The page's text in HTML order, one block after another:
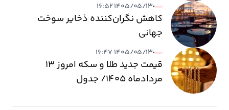
۱۴۰۵/۰۵/۱۳ ۱۶:۵۲
کاهش نگران‌کننده ذخایر سوخت
جهانی
۱۴۰۵/۰۵/۱۳ ۱۶:۴۷
قیمت جدید طلا و سکه امروز ۱۳
مردادماه ۱۴۰۵/ جدول